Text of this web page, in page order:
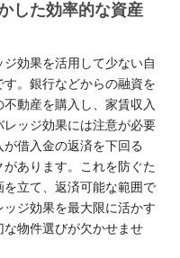
した効率的な資産
効果を活用して少ない自
。銀行などからの融資を
動産を購入し、家賃収入
ッジ効果には注意が必要
借入金の返済を下回る
があります。これを防ぐた
立て、返済可能な範囲で
ジ効果を最大限に活かす
物件選びが欠かせませ